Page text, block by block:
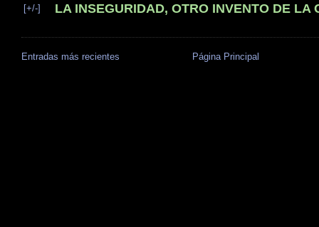
[+/-] LA INSEGURIDAD, OTRO INVENTO DE LA
Entradas más recientes Página Principal